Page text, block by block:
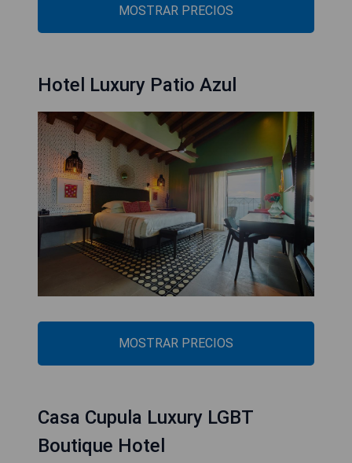
MOSTRAR PRECIOS
Hotel Luxury Patio Azul
MOSTRAR PRECIOS
Casa Cupula Luxury LGBT
Boutique Hotel